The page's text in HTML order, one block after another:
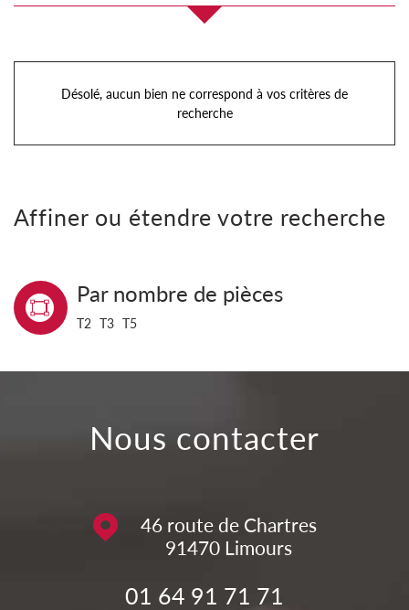
Désolé, aucun bien ne correspond à vos critères de
recherche
Affiner ou étendre votre recherche
Par nombre de pièces
T2 T3 T5
Nous contacter
46 route de Chartres
91470 Limours
01 64 91 71 71